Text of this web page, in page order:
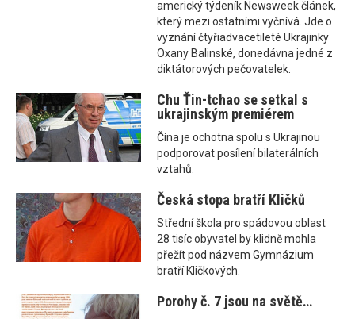
americký týdeník Newsweek článek,
který mezi ostatními vyčnívá. Jde o
vyznání čtyřiadvacetileté Ukrajinky
Oxany Balinské, donedávna jedné z
diktátorových pečovatelek.
Chu Ťin-tchao se setkal s
ukrajinským premiérem
Čína je ochotna spolu s Ukrajinou
podporovat posílení bilaterálních
vztahů.
Česká stopa bratří Kličků
Střední škola pro spádovou oblast
28 tisíc obyvatel by klidně mohla
přežít pod názvem Gymnázium
bratří Kličkových.
Porohy č. 7 jsou na světě…